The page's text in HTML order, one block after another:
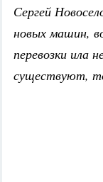
Сергей
новых машин,
перевозки ила
существуют,